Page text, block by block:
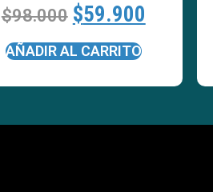
$98.000 $59.900
AÑADIR AL CARRITO